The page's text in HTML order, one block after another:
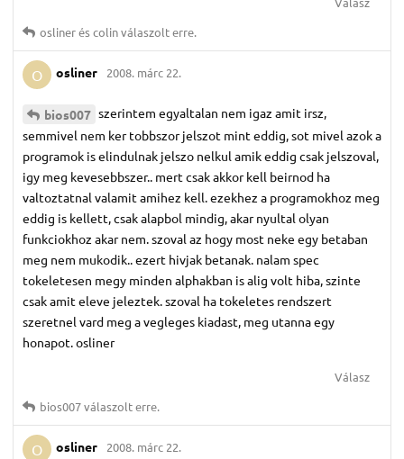
oslineréscolinválaszolt erre.
O osliner 2008. márc 22.
bios007 szerintem egyaltalan nem igaz amit irsz,
semmivel nem ker tobbszor jelszot mint eddig, sot mivel azok a
programok is elindulnak jelszo nelkul amik eddig csak jelszoval,
igy meg kevesebbszer.. mert csak akkor kell beirnod ha
valtoztatnal valamit amihez kell. ezekhez a programokhoz meg
eddig is kellett, csak alapbol mindig, akar nyultal olyan
funkciokhoz akar nem. szoval az hogy most neke egy betaban
meg nem mukodik.. ezert hivjak betanak. nalam spec
tokeletesen megy minden alphakban is alig volt hiba, szinte
csak amit eleve jeleztek. szoval ha tokeletes rendszert
szeretnel vard meg a vegleges kiadast, meg utanna egy
honapot. osliner
Válasz
bios007válaszolt erre.
O osliner 2008. márc 22.